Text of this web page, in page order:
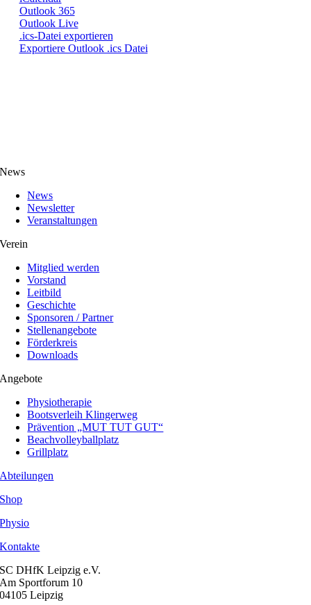
Outlook 365
Outlook Live
.ics-Datei exportieren
Exportiere Outlook .ics Datei
News
News
Newsletter
Veranstaltungen
Verein
Mitglied werden
Vorstand
Leitbild
Geschichte
Sponsoren / Partner
Stellenangebote
Förderkreis
Downloads
Angebote
Physiotherapie
Bootsverleih Klingerweg
Prävention „MUT TUT GUT“
Beachvolleyballplatz
Grillplatz
Abteilungen
Shop
Physio
Kontakte
SC DHfK Leipzig e.V.
Am Sportforum 10
04105 Leipzig